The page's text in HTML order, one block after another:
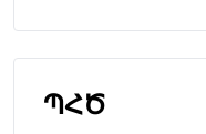
ՊՀԾ